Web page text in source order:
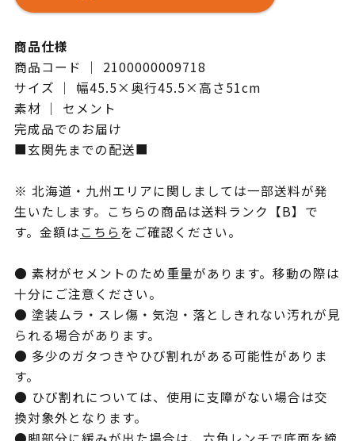
商品仕様
商品コード ｜ 2100000009718
サイズ ｜ 幅45.5×奥行45.5×高さ51cm
素材 ｜ セメント
完成品でのお届け
■玄関先までの配送■
※ 北海道・九州エリアに関しましては一部送料が発
生いたします。こちらの商品は送料ランク【B】で
す。金額はこちらをご確認ください。
● 素材がセメントのため重量があります。移動の際は
十分にご注意ください。
● 塗装ムラ・スレ傷・気泡・落としきれない汚れが見
られる場合があります。
● 多少のガタつきやひび割れがある可能性がありま
す。
● ひび割れについては、使用に支障がない場合は交
換対象外となります。